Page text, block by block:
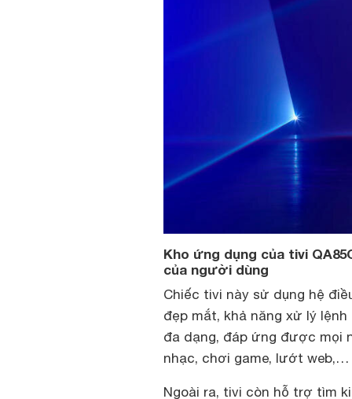
Kho ứng dụng của tivi
của người dùng
Chiếc tivi này sử dụng hệ
đẹp mắt, khả năng xử lý
đa dạng, đáp ứng được mọi
nhạc, chơi game, lướt web,…
Ngoài ra, tivi còn hỗ trợ tìm